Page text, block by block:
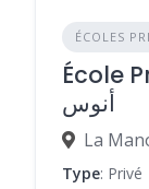
ÉCOLES
École
أنوس
La
Type: Privé